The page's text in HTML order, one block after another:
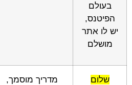
בעולם
הפיטנס,
יש לו אתר
מושלם
שלום
מדריך מוסמך,